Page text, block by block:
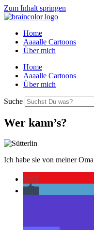
Zum Inhalt springen
Home
Aaaalle Cartoons
Über mich
Home
Aaaalle Cartoons
Über mich
Suche
Wer kann’s?
Ich habe sie von meiner